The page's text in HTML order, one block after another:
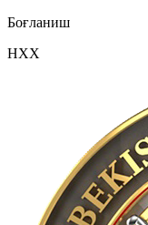
Боғланиш
НХХ